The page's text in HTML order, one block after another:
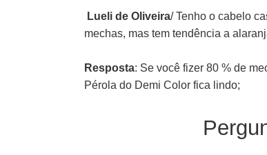
Lueli de Oliveira/ Tenho o cabelo
mechas, mas tem tendência a
Resposta: Se você fizer 80 % de
Pérola do Demi Color fica lindo;